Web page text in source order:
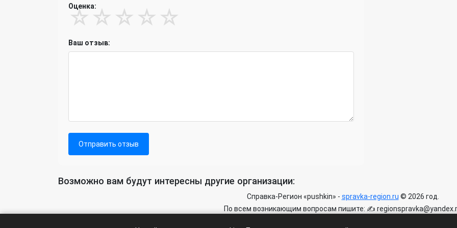
Оценка:
☆ ☆ ☆ ☆ ☆
Ваш отзыв:
Отправить отзыв
Возможно вам будут интересны другие организации:
Справка-Регион «pushkin» - spravka-region.ru © 2026 год.
По всем возникающим вопросам пишите: ✍